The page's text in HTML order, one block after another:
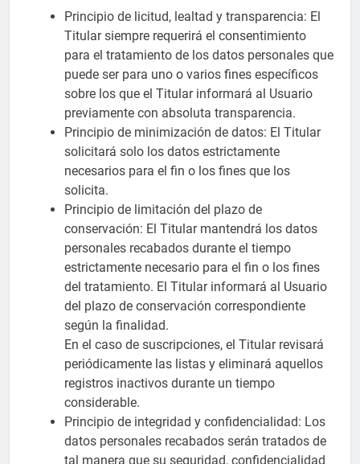
Principio de licitud, lealtad y transparencia: El
Titular siempre requerirá el consentimiento
para el tratamiento de los datos personales que
puede ser para uno o varios fines específicos
sobre los que el Titular informará al Usuario
previamente con absoluta transparencia.
Principio de minimización de datos: El Titular
solicitará solo los datos estrictamente
necesarios para el fin o los fines que los
solicita.
Principio de limitación del plazo de
conservación: El Titular mantendrá los datos
personales recabados durante el tiempo
estrictamente necesario para el fin o los fines
del tratamiento. El Titular informará al Usuario
del plazo de conservación correspondiente
según la finalidad.
En el caso de suscripciones, el Titular revisará
periódicamente las listas y eliminará aquellos
registros inactivos durante un tiempo
considerable.
Principio de integridad y confidencialidad: Los
datos personales recabados serán tratados de
tal manera que su seguridad, confidencialidad